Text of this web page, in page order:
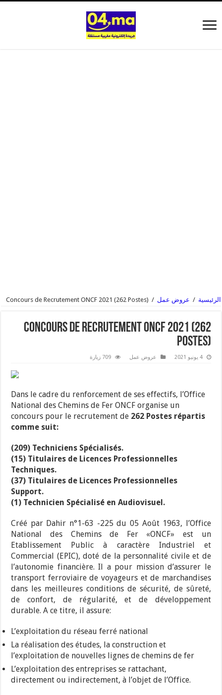
الرئيسية / عروض عمل /
Concours de Recrutement ONCF 2021 (262 Postes)
Concours de Recrutement ONCF 2021 (262
Postes)
4 يونيو 2021 عروض عمل 709 زيارة
Dans le cadre du renforcement de ses effectifs, l’Office
National des Chemins de Fer ONCF organise un
concours pour le recrutement de 262 Postes répartis
comme suit:
(209) Techniciens Spécialisés.
(15) Titulaires de Licences Professionnelles
Techniques.
(37) Titulaires de Licences Professionnelles
Support.
(1) Technicien Spécialisé en Audiovisuel.
Créé par Dahir n°1-63 -225 du 05 Août 1963, l’Office
National des Chemins de Fer «ONCF» est un
Etablissement Public à caractère Industriel et
Commercial (EPIC), doté de la personnalité civile et de
l’autonomie financière. Il a pour mission d’assurer le
transport ferroviaire de voyageurs et de marchandises
dans les meilleures conditions de sécurité, de sûreté,
de confort, de régularité, et de développement
durable. A ce titre, il assure:
L’exploitation du réseau ferré national
La réalisation des études, la construction et
l’exploitation de nouvelles lignes de chemins de fer
L’exploitation des entreprises se rattachant,
directement ou indirectement, à l’objet de l’Office.